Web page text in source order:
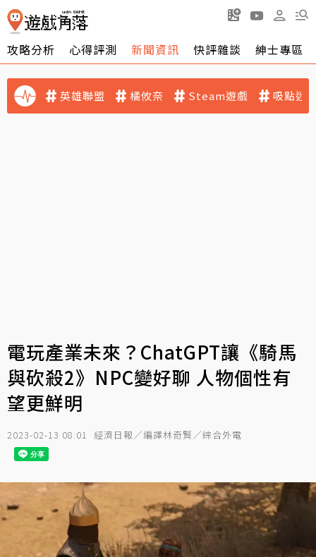
攻略分析 心得評測 新聞資訊 快評雜談 紳士專區
英雄聯盟 橘攸奈 Steam遊戲 吸點迷
電玩產業未來？ChatGPT讓《騎馬
與砍殺2》NPC變好聊 人物個性有
望更鮮明
2023-02-13 08:01 經濟日報／編譯林奇賢／綜合外電